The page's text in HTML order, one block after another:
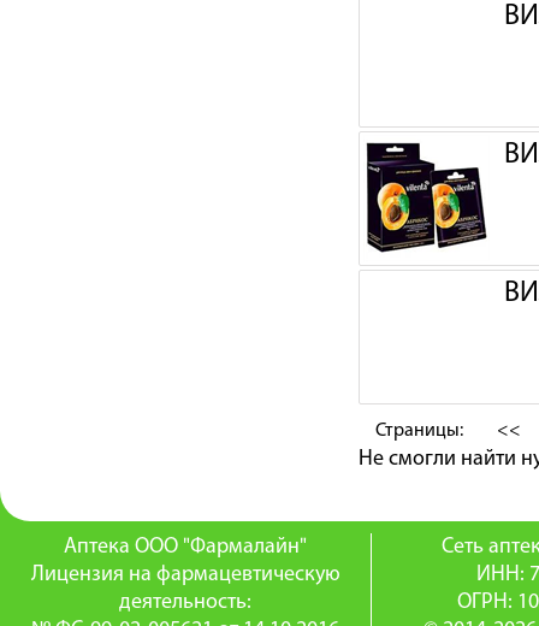
Страницы: <<
Не смогли найти
Аптека ООО "Фармалайн"
Лицензия на фармацевтическую
деятельность:
Сеть
ИНН:
ОГРН: